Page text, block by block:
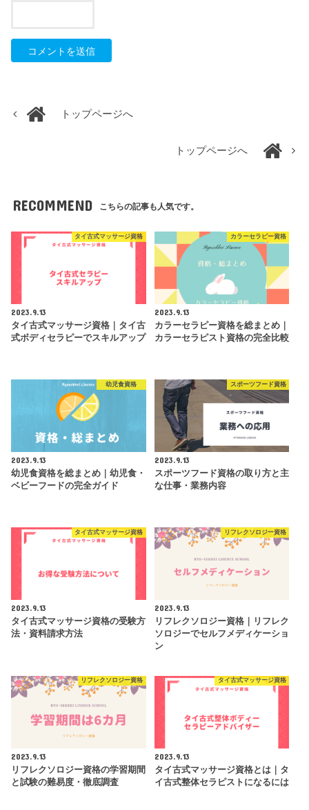
トップページへ
トップページへ
RECOMMEND こちらの記事も人気です。
タイ古式マッサージ資格
2023.9.13
タイ古式マッサージ資格｜タイ古
式ボディセラピーでスキルアップ
カラーセラピー資格
2023.9.13
カラーセラピー資格を総まとめ｜
カラーセラピスト資格の完全比較
幼児食資格
2023.9.13
幼児食資格を総まとめ｜幼児食・
ベビーフードの完全ガイド
スポーツフード資格
2023.9.13
スポーツフード資格の取り方と主
な仕事・業務内容
タイ古式マッサージ資格
2023.9.13
タイ古式マッサージ資格の受験方
法・資料請求方法
リフレクソロジー資格
2023.9.13
リフレクソロジー資格｜リフレク
ソロジーでセルフメディケーショ
ン
リフレクソロジー資格
2023.9.13
リフレクソロジー資格の学習期間
と試験の難易度・徹底調査
タイ古式マッサージ資格
2023.9.13
タイ古式マッサージ資格とは｜タ
イ古式整体セラピストになるには